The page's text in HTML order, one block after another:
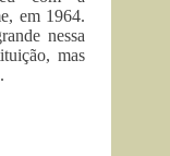
em 1964.
nessa
mas